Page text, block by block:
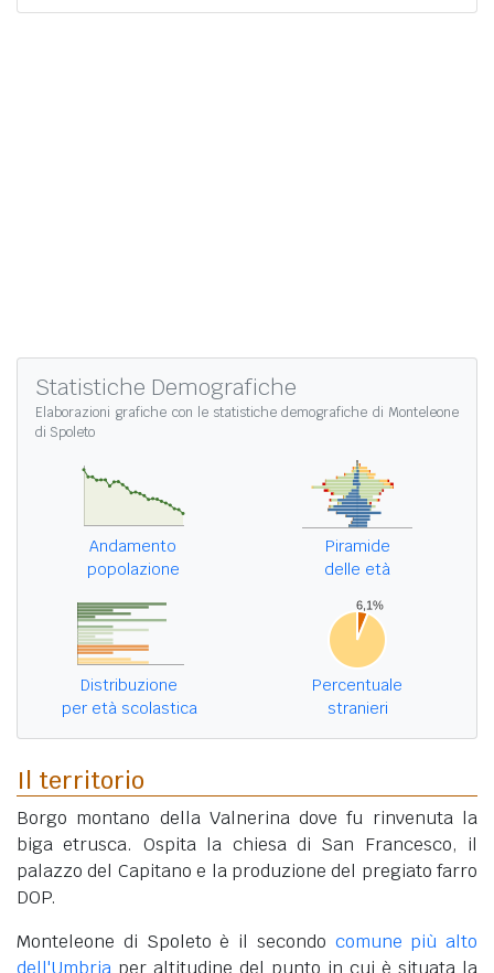
Statistiche Demografiche
Elaborazioni grafiche con le statistiche demografiche di Monteleone
di Spoleto
Andamento
popolazione
Piramide
delle età
Distribuzione
per età scolastica
Percentuale
stranieri
Il territorio
Borgo montano della Valnerina dove fu rinvenuta la
biga etrusca. Ospita la chiesa di San Francesco, il
palazzo del Capitano e la produzione del pregiato farro
DOP.
Monteleone di Spoleto è il secondo comune più alto